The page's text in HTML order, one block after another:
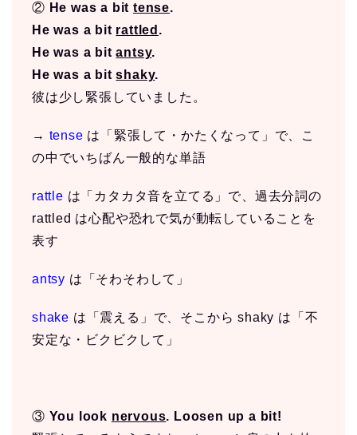
② He was a bittense.
He was a bit rattled .
He was a bitantsy.
He was a bitshaky.
彼は少し緊張していました。
→ tense は「緊張して・かたくなって」で、こ
の中でいちばん一般的な単語
rattle は「カタカタ音を立てる」で、過去分詞の
rattled は心配や恐れで気が動転していることを
表す
antsy は「そわそわして」
shake は「震える」で、そこから shaky は「不
安定な・ビクビクして」
③ You look nervous. Loosen up a bit!